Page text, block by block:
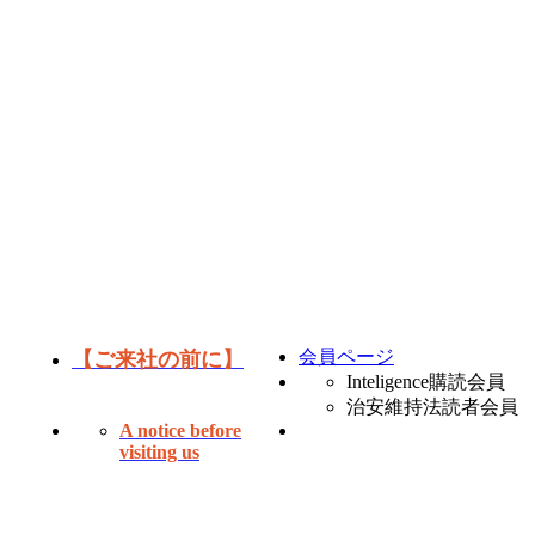
【ご来社の前に】
会員ページ
Inteligence購読会員
治安維持法読者会員
A notice before
visiting us